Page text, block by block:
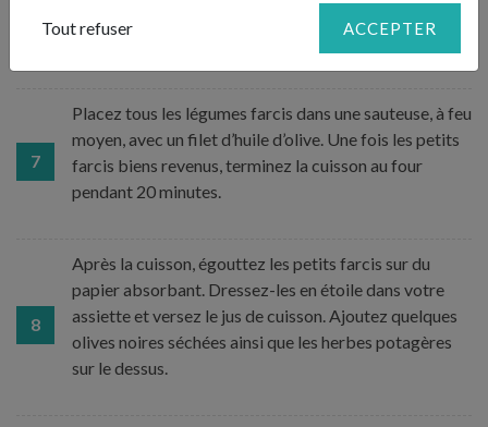
deuxième fond par-dessus.
7
Placez tous les légumes farcis dans une sauteuse, à feu
moyen, avec un filet d’huile d’olive. Une fois les petits
farcis biens revenus, terminez la cuisson au four
pendant 20 minutes.
8
Après la cuisson, égouttez les petits farcis sur du
papier absorbant. Dressez-les en étoile dans votre
assiette et versez le jus de cuisson. Ajoutez quelques
olives noires séchées ainsi que les herbes potagères
sur le dessus.
Tout refuser ACCEPTER